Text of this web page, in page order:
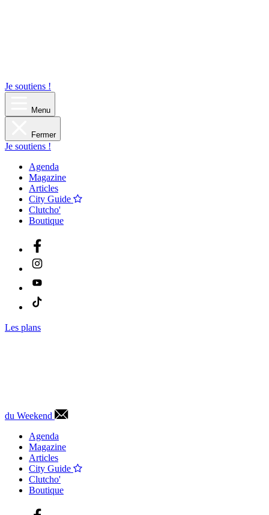
Je soutiens !
Menu
Fermer
Je soutiens !
Agenda
Magazine
Articles
City Guide
Clutcho'
Boutique
Les plans
du Weekend
Agenda
Magazine
Articles
City Guide
Clutcho'
Boutique